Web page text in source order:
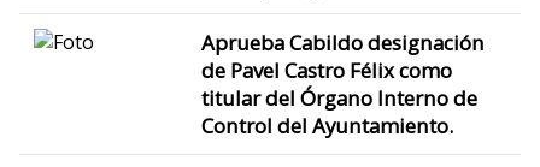
Aprueba Cabildo designación
de Pavel Castro Félix como
titular del Órgano Interno de
Control del Ayuntamiento.